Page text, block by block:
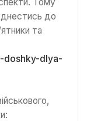
до
та
doshky-dlya-